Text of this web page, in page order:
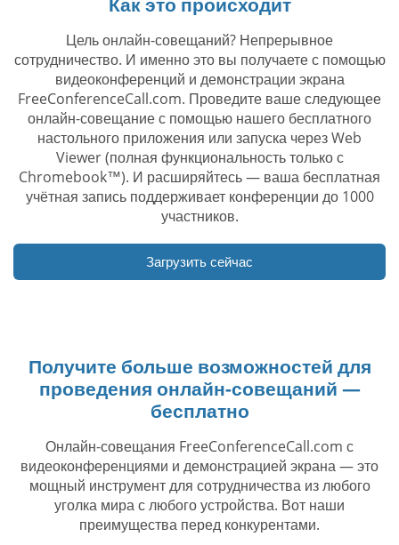
Цель онлайн-совещаний? Непрерывное
сотрудничество. И именно это вы получаете с помощью
видеоконференций и демонстрации экрана
FreeConferenceCall.com. Проведите ваше следующее
онлайн-совещание с помощью нашего бесплатного
настольного приложения или запуска через Web
Viewer (полная функциональность только с
Chromebook™). И расширяйтесь — ваша бесплатная
учётная запись поддерживает конференции до 1000
участников.
Загрузить сейчас
Получите больше возможностей для
проведения онлайн-совещаний —
бесплатно
Онлайн-совещания FreeConferenceCall.com с
видеоконференциями и демонстрацией экрана — это
мощный инструмент для сотрудничества из любого
уголка мира с любого устройства. Вот наши
преимущества перед конкурентами.